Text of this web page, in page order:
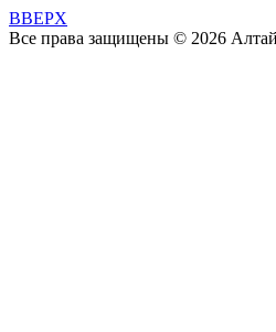
BBEPX
Все права защищены © 2026